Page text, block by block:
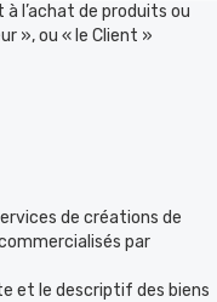
l’achat de produits ou
», ou « le Client »
de créations de
par
et le descriptif des biens